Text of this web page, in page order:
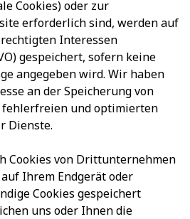
Cookies) oder zur
erforderlich sind, werden auf
Interessen
gespeichert, sofern keine
angegeben wird. Wir haben
an der Speicherung von
fehlerfreien und optimierten
Dienste.
Cookies von Drittunternehmen
Ihrem Endgerät oder
Cookies gespeichert
uns oder Ihnen die